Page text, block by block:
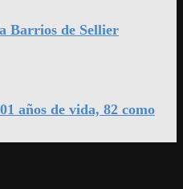
Barrios de Sellier
años de vida, 82 como